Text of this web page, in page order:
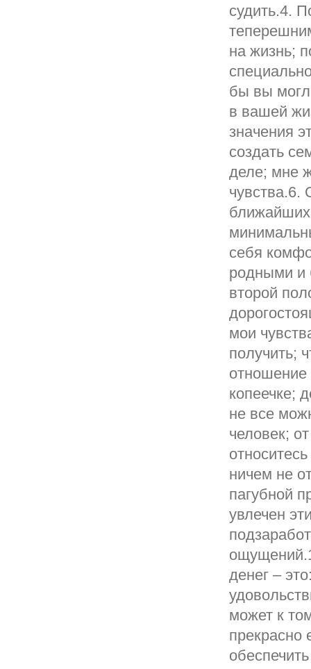
судить.4.
на жизнь;
бы вы
в вашей
значения
создать
деле; мне
ближайших
себя
родными и
второй
мои
получить;
отношение
копеечке;
не все
человек;
ничем не
пагубной
увлечен
денег –
может к